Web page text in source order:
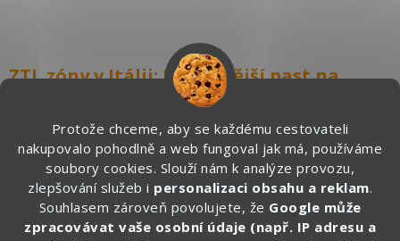
Protože chceme, aby se každému cestovateli
nakupovalo pohodlně a web fungoval jak má, používáme
soubory cookies. Slouží nám k analýze provozu,
zlepšování služeb i personalizaci obsahu a reklam.
Souhlasem zároveň povolujete, že Google může
zpracovávat vaše osobní údaje (např. IP adresu a
ZTL zóny v Itálii: Nejčastější past na
Pokud jedete do Itálie autem poprvé, zapamatujte si tři
písmena:
ZTL.
Právě vjezd do ZTL zóny patří mezi nejčastější důvody, proč
českým turistům několik měsíců po dovolené přijde pokuta.